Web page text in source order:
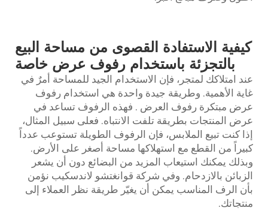
كيفية الاستفادة القصوى من مساحة البيع
بالتجزئة باستخدام رفوف عرض خاصة
عند امتلاكك لمتجر، فإن الاستخدام الجيد للمساحة أمرٌ في
غاية الأهمية. وطريقة جيدة واحدة هي استخدام رفوف
عرض مبتكرة رفوف العرض . فهذه الرفوف تساعد في
عرض المنتجات بطريقة تلفت الانتباه. فعلى سبيل المثال،
إذا كنت تبيع الملابس، فإن الرفوف الطويلة تستوعب عدداً
كبيراً من القطع مع استهلاكها مساحة أصغر على الأرض.
وبذلك يمكنك استيعاب المزيد من البضائع دون أن يشعر
الزبائن بالازدحام. وفي شركة قوانغتشو لاندسكيب نؤمن
بأن الرف المناسب يمكن أن يغيّر طريقة نظر العملاء إلى
منتجاتك.